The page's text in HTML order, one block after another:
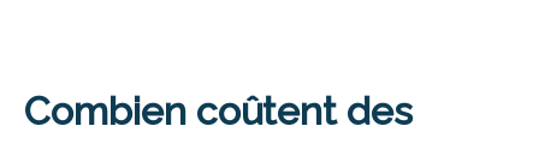
Combien coûtent des